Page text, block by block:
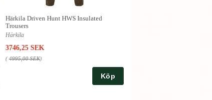
Härkila Driven Hunt HWS Insulated
Trousers
Härkila
3746,25 SEK
( 4995,00 SEK)
Köp